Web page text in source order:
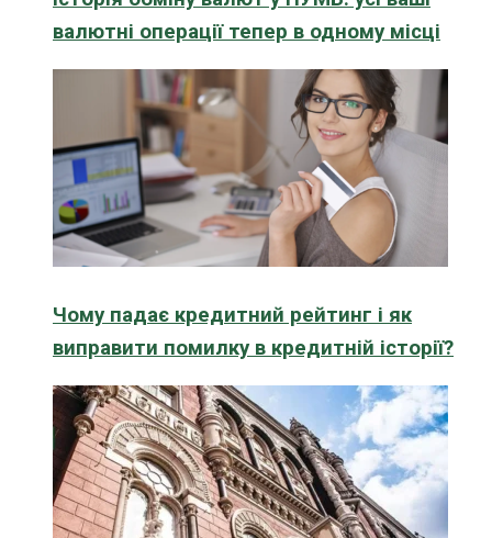
валютні операції тепер в одному місці
Чому падає кредитний рейтинг і як
виправити помилку в кредитній історії?